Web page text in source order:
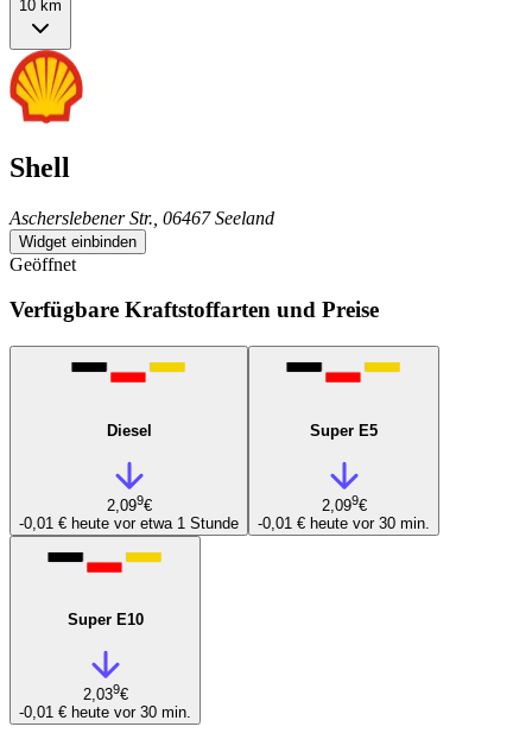
10 km
Shell
Ascherslebener Str., 06467 Seeland
Widget einbinden
Geöffnet
Verfügbare Kraftstoffarten und Preise
Diesel
2,099€
-0,01 € heute vor etwa 1 Stunde
Super E5
2,099€
-0,01 € heute vor 30 min.
Super E10
2,039€
-0,01 € heute vor 30 min.